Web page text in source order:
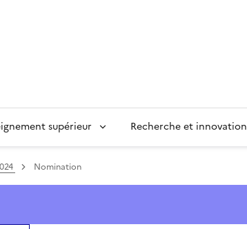
supérieur Recherche et innovation
Nomination